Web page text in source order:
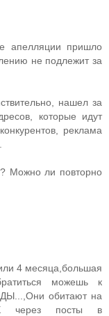
апелляции пришло
не подлежит за
нашел за
которые идут
реклама
Можно ли повторно
4 месяца,большая
можешь к
обитают на
через посты в